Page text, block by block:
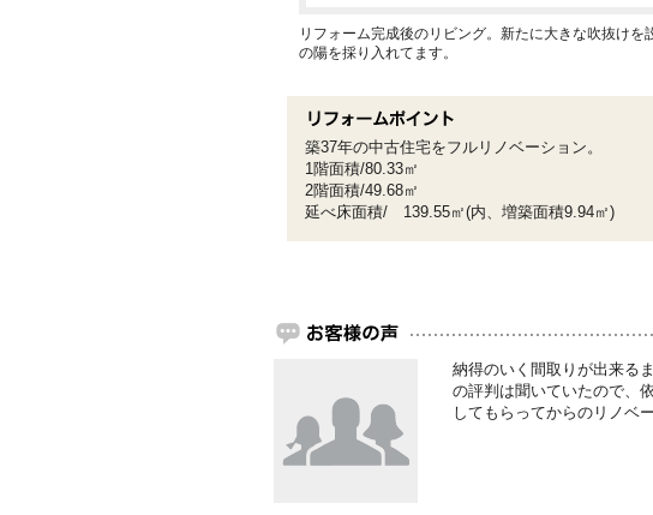
リフォーム完成後のリビング。新たに大きな吹抜けを
の陽を採り入れてます。
築37年の中古住宅をフルリノベーション。
1階面積/80.33㎡
2階面積/49.68㎡
延べ床面積/ 139.55㎡(内、増築面積9.94㎡)
納得のいく間取りが出来る
の評判は聞いていたので、
してもらってからのリノベ